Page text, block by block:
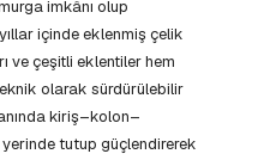
imkânı olup
içinde eklenmiş çelik
ve çeşitli eklentiler hem
olarak sürdürülebilir
kiriş–kolon–
tutup güçlendirerek